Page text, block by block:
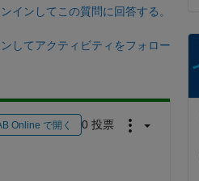
インしてこの質問に回答する。
してアクティビティをフォロー
Online で開く 0 投票